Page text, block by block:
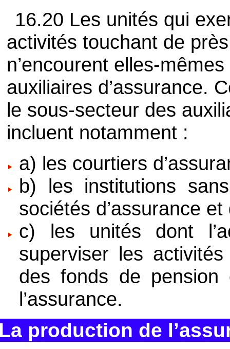
16.20 Les unités qui
activités touchant de
n’encourent elles-
auxiliaires d’assurance.
le sous-secteur des
incluent notamment :
a) les courtiers
b) les institutions
sociétés d’assurance
c) les unités dont
superviser les
des fonds de
l’assurance.
production de